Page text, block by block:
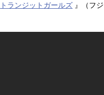
トランジットガールズ 』（フ